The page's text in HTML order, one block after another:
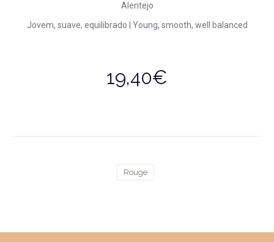
Alentejo
Jovem, suave, equilibrado | Young, smooth, well balanced
19,40€
Rouge